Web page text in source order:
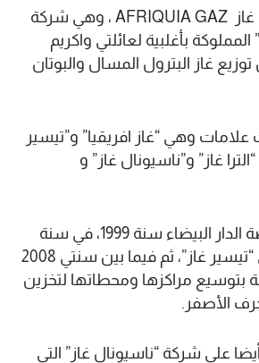
تنشط شركة أفريقيا غاز AFRIQUIA GAZ ، وهي شركة
بأغلبية لعائلتي واكريم
غاز البترول المسال والبوتان
وهي “غاز افريقيا” و”تيسير
غاز” و”ناسيونال غاز” و
أدرجت الشركة ببورصة الدار البيضاء سنة 1999، في سنة
2005 استحودت على “تيسير غاز”، ثم فيما بين سنتي 2008
بتوسيع مراكزها ومحطاتها لتخزين
الأصفر.
على شركة “ناسيونال غاز” التي